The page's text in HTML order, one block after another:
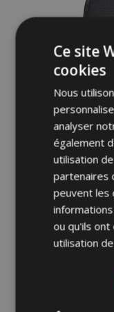
Tapis de
Ce site
cookies
Nous
analyser
également
utilisation
partenaires
peuvent les
ou qu'ils
utilisation